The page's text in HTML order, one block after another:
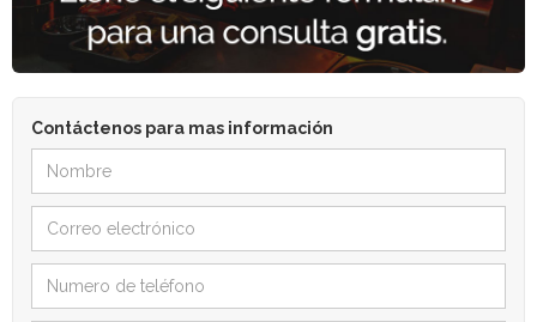
Contáctenos para mas información